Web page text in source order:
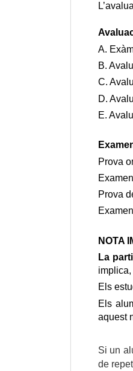
A.
B.
C.
D.
E.
Prova
Prova
NOTA
La
Els
Els
aquest
Si un
de